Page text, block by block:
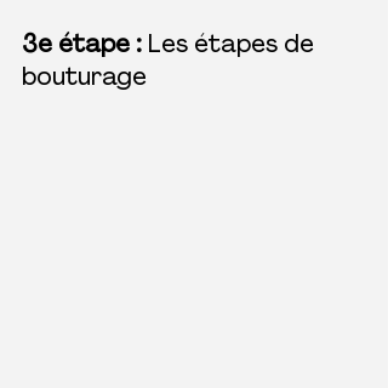
3e étape : Les étapes de
bouturage